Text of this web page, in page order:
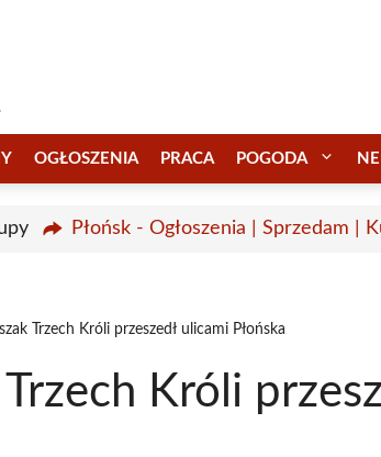
OGŁOSZENIA PRACA POGODA
Płońsk - Ogłoszenia | Sprzedam |
Trzech Króli przeszedł ulicami Płońska
Króli